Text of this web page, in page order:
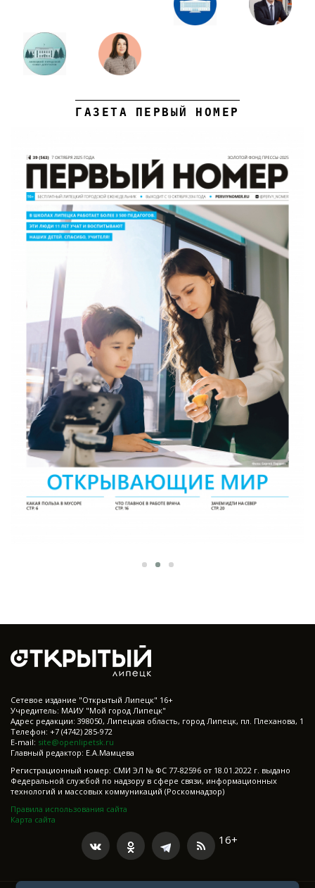
ГАЗЕТА ПЕРВЫЙ НОМЕР
Cетевое издание "Открытый Липецк" 16+
Учредитель: МАИУ "Мой город Липецк"
Адрес редакции: 398050, Липецкая область, город Липецк, пл. Плеханова, 1
Телефон: +7 (4742) 285-972
E-mail: site@openlipetsk.ru
Главный редактор: Е.А.Мамцева
Регистрационный номер: СМИ ЭЛ № ФС 77-82596 от 18.01.2022 г. выдано
Федеральной службой по надзору в сфере связи, информационных
технологий и массовых коммуникаций (Роскомнадзор)
Правила использования сайта
Карта сайта
16+